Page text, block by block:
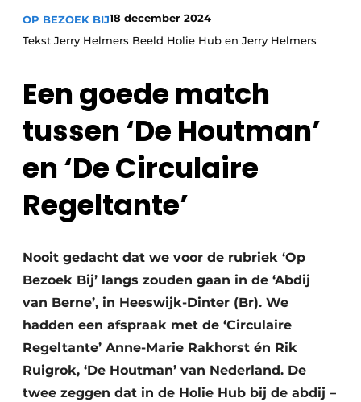
Vacature aanmelden
Video’s
Meubelbeslag & Kastindeling
OP BEZOEK BIJ18 december 2024
Tekst Jerry Helmers Beeld Holie Hub en Jerry Helmers
Een goede match
tussen ‘De Houtman’
en ‘De Circulaire
Regeltante’
Nooit gedacht dat we voor de rubriek ‘Op
Bezoek Bij’ langs zouden gaan in de ‘Abdij
van Berne’, in Heeswijk-Dinter (Br). We
hadden een afspraak met de ‘Circulaire
Regeltante’ Anne-Marie Rakhorst én Rik
Ruigrok, ‘De Houtman’ van Nederland. De
twee zeggen dat in de Holie Hub bij de abdij –